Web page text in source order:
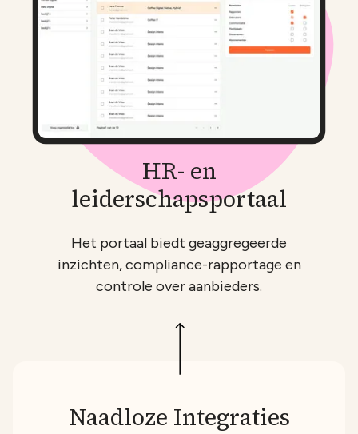
HR- en
leiderschapsportaal
Het portaal biedt geaggregeerde
inzichten, compliance-rapportage en
controle over aanbieders.
Naadloze Integraties